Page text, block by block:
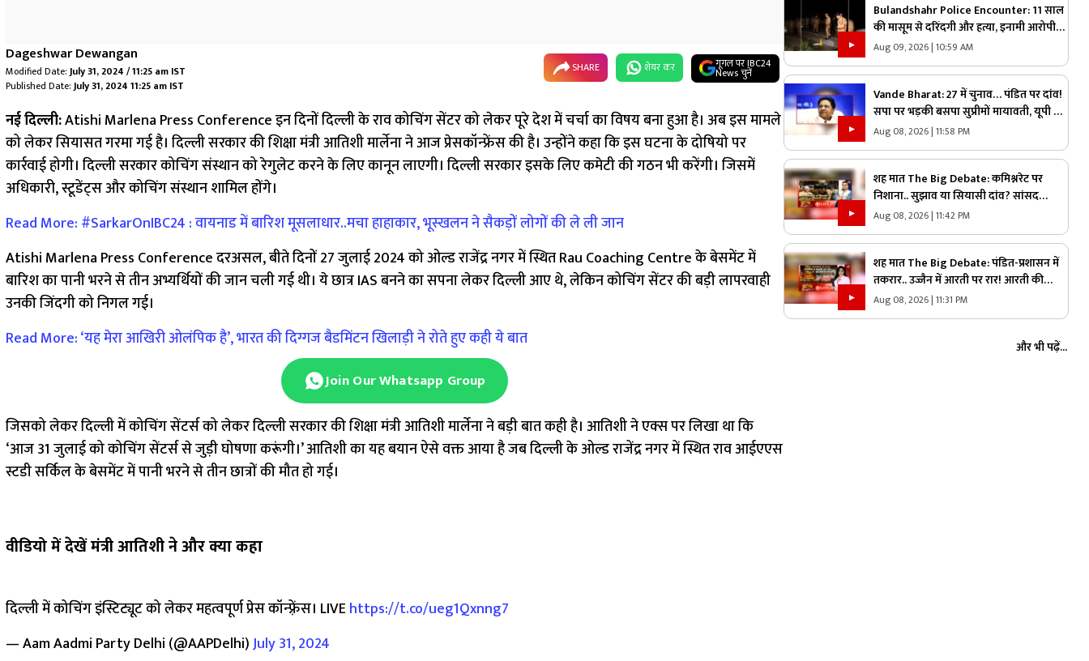
Dageshwar Dewangan
Modified Date:July 31, 2024 / 11:25 am IST
Published Date:July 31, 2024 11:25 am IST
SHARE शेयर कर गूगल पर IBC24
News चुनें
नई दिल्ली:Atishi Marlena Press Conference इन दिनों दिल्ली के राव कोचिंग सेंटर को लेकर पूरे देश में चर्चा का विषय बना हुआ है। अब इस मामले
को लेकर सियासत गरमा गई है। दिल्ली सरकार की शिक्षा मंत्री आतिशी मार्लेना ने आज प्रेसकॉन्फ्रेंस की है। उन्होंने कहा ​कि इस घटना के दोषियो पर
कार्रवाई होगी। दिल्ली सरकार कोचिंग संस्थान को रेगुलेट करने के लिए कानून लाएगी। दिल्ली सरकार इसके लिए कमेटी की गठन भी करेंगी। जिसमें
अधिकारी, स्टूडेंट्स और कोचिंग संस्थान शामिल होंगे।
Read More: #SarkarOnIBC24 : वायनाड में बारिश मूसलाधार..मचा हाहाकार, भूस्खलन ने सैकड़ों लोगों की ले ली जान
Atishi Marlena Press Conference दरअसल, बीते दिनों 27 जुलाई 2024 को ओल्ड राजेंद्र नगर में स्थित Rau Coaching Centre के बेसमेंट में
बारिश का पानी भरने से तीन अभ्यर्थियों की जान चली गई थी। ये छात्र IAS बनने का सपना लेकर दिल्ली आए थे, लेकिन कोचिंग सेंटर की बड़ी लापरवाही
उनकी जिंदगी को निगल गई।
Read More: ‘यह मेरा आखिरी ओलंपिक है’, भारत की दिग्गज बैडमिंटन खिलाड़ी ने रोते हुए कही ये बात
Join Our Whatsapp Group
जिसको लेकर दिल्ली में कोचिंग सेंटर्स को लेकर दिल्ली सरकार की शिक्षा मंत्री आतिशी मार्लेना ने बड़ी बात कही है। आतिशी ने एक्स पर लिखा था कि
‘आज 31 जुलाई को कोचिंग सेंटर्स से जुड़ी घोषणा करूंगी।’ आतिशी का यह बयान ऐसे वक्त आया है जब दिल्ली के ओल्ड राजेंद्र नगर में स्थित राव आईएएस
स्टडी सर्किल के बेसमेंट में पानी भरने से तीन छात्रों की मौत हो गई।
वीडियो में देखें मंत्री आ​तिशी ने और क्या कहा
दिल्ली में कोचिंग इंस्टिट्यूट को लेकर महत्वपूर्ण प्रेस कॉन्फ़्रेंस। LIVE https://t.co/ueg1Qxnng7
— Aam Aadmi Party Delhi (@AAPDelhi)July 31, 2024
Bulandshahr Police Encounter: 11 साल
की मासूम से दरिंदगी और हत्या, इनामी आरोपी
एनकाउंटर में ढेर, कई पुलिसकर्मी भी घायल
Aug 09, 2026 | 10:59 AM
Vande Bharat: 27 में चुनाव… पंडित पर दांव!
सपा पर भड़की बसपा सुप्रीमों मायावती, यूपी में
ब्राह्मण वोट पर क्यों छिड़ी महाभारत?
Aug 08, 2026 | 11:58 PM
शह मात The Big Debate: कमिश्नरेट पर
निशाना.. सुझाव या सियासी दांव? सांसद
बृजमोहन अग्रवाल ने रायपुर कमिश्नरेट पर उठाए
सवाल, क्या वाकई में सिस्टम में सुधार की है
जरूरत
Aug 08, 2026 | 11:42 PM
शह मात The Big Debate: पंडित-प्रशासन में
तकरार.. उज्जैन में आरती पर रार! आरती की
व्यवस्था को लेकर गहराया विवाद, आरती के
अधिकार को लेकर क्यों उग्र हुए पंडित?
Aug 08, 2026 | 11:31 PM
और भी पढ़ें...